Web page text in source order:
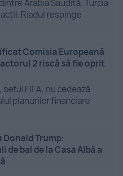
Arabia Saudită, Turcia
Riadul respinge
Comisia Europeană
2 riscă să fie oprit
FIFA, nu cedează
planurilor financiare
Trump:
bal de la Casa Albă a